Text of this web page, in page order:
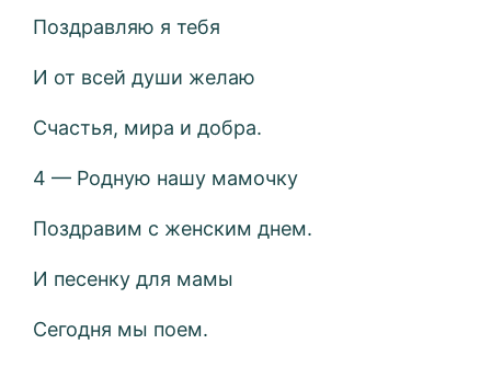
Поздравляю я тебя
И от всей души желаю
Счастья, мира и добра.
4 — Родную нашу мамочку
Поздравим с женским днем.
И песенку для мамы
Сегодня мы поем.